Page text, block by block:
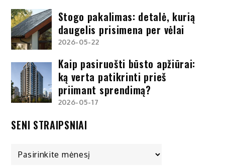
Stogo pakalimas: detalė, kurią
daugelis prisimena per vėlai
2026-05-22
Kaip pasiruošti būsto apžiūrai:
ką verta patikrinti prieš
priimant sprendimą?
2026-05-17
SENI STRAIPSNIAI